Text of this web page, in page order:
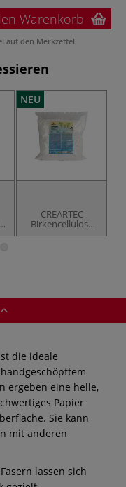
Warenkorb
auf den Merkzettel
NEU
CREARTEC
Birkencellulose
mittellang, 500 g
die ideale
ergeben eine helle,
Papier
Sie kann
mit anderen
lassen sich